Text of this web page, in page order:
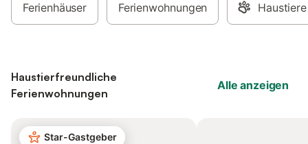
Ferienhäuser Ferienwohnungen
Haustierfreundliche
Ferienwohnungen
Alle anzeigen
Star-Gastgeber